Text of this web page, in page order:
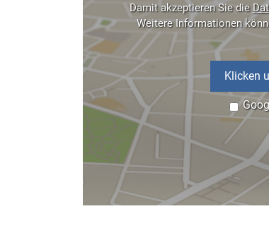
Damit akzeptieren Sie die
Weitere Informationen
Klicken